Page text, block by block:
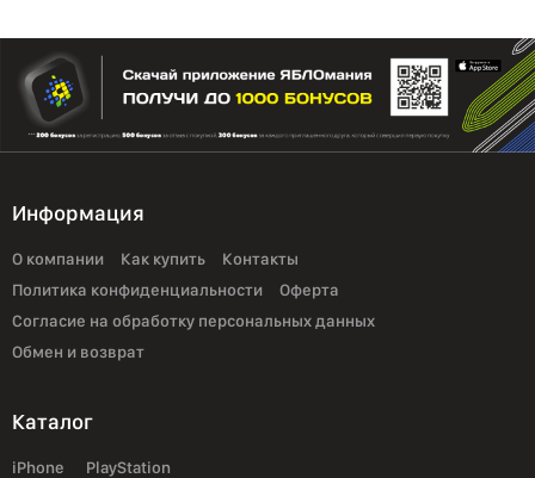
Информация
О компании Как купить
Контакты
Политика конфиденциальности
Оферта
Согласие на обработку персональных данных
Обмен и возврат
Каталог
iPhone
PlayStation